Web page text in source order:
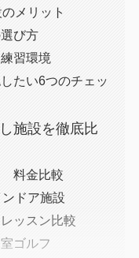
メリット
び方
習環境
たい6つのチェッ
施設を徹底比
料金比較
ドア施設
ッスン比較
ゴルフ